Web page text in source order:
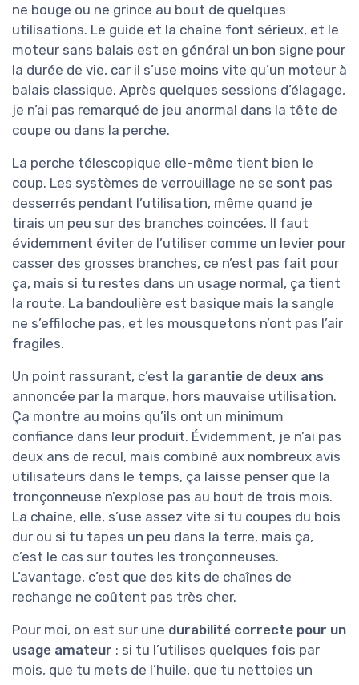
ne bouge ou ne grince au bout de quelques
utilisations. Le guide et la chaîne font sérieux, et le
moteur sans balais est en général un bon signe pour
la durée de vie, car il s’use moins vite qu’un moteur à
balais classique. Après quelques sessions d’élagage,
je n’ai pas remarqué de jeu anormal dans la tête de
coupe ou dans la perche.
La perche télescopique elle-même tient bien le
coup. Les systèmes de verrouillage ne se sont pas
desserrés pendant l’utilisation, même quand je
tirais un peu sur des branches coincées. Il faut
évidemment éviter de l’utiliser comme un levier pour
casser des grosses branches, ce n’est pas fait pour
ça, mais si tu restes dans un usage normal, ça tient
la route. La bandoulière est basique mais la sangle
ne s’effiloche pas, et les mousquetons n’ont pas l’air
fragiles.
Un point rassurant, c’est la garantie de deux ans
annoncée par la marque, hors mauvaise utilisation.
Ça montre au moins qu’ils ont un minimum
confiance dans leur produit. Évidemment, je n’ai pas
deux ans de recul, mais combiné aux nombreux avis
utilisateurs dans le temps, ça laisse penser que la
tronçonneuse n’explose pas au bout de trois mois.
La chaîne, elle, s’use assez vite si tu coupes du bois
dur ou si tu tapes un peu dans la terre, mais ça,
c’est le cas sur toutes les tronçonneuses.
L’avantage, c’est que des kits de chaînes de
rechange ne coûtent pas très cher.
Pour moi, on est sur une durabilité correcte pour un
usage amateur : si tu l’utilises quelques fois par
mois, que tu mets de l’huile, que tu nettoies un